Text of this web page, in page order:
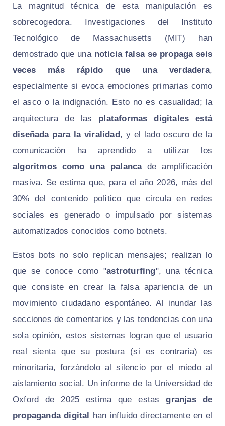
La magnitud técnica de esta manipulación es
sobrecogedora. Investigaciones del Instituto
Tecnológico de Massachusetts (MIT) han
demostrado que una noticia falsa se propaga seis
veces más rápido que una verdadera,
especialmente si evoca emociones primarias como
el asco o la indignación. Esto no es casualidad; la
arquitectura de las plataformas digitales está
diseñada para la viralidad, y el lado oscuro de la
comunicación ha aprendido a utilizar los
algoritmos como una palancade amplificación
masiva. Se estima que, para el año 2026, más del
30% del contenido político que circula en redes
sociales es generado o impulsado por sistemas
automatizados conocidos como botnets.
Estos bots no solo replican mensajes; realizan lo
que se conoce como "astroturfing", una técnica
que consiste en crear la falsa apariencia de un
movimiento ciudadano espontáneo. Al inundar las
secciones de comentarios y las tendencias con una
sola opinión, estos sistemas logran que el usuario
real sienta que su postura (si es contraria) es
minoritaria, forzándolo al silencio por el miedo al
aislamiento social. Un informe de la Universidad de
Oxford de 2025 estima que estasgranjas de
propaganda digital han influido directamente en el